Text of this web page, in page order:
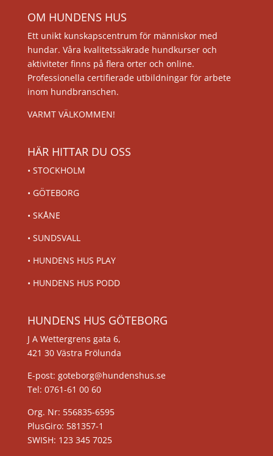
OM HUNDENS HUS
Ett unikt kunskapscentrum för människor med
hundar. Våra kvalitetssäkrade hundkurser och
aktiviteter finns på flera orter och online.
Professionella certifierade utbildningar för arbete
inom hundbranschen.
VARMT VÄLKOMMEN!
HÄR HITTAR DU OSS
• STOCKHOLM
• GÖTEBORG
• SKÅNE
• SUNDSVALL
• HUNDENS HUS PLAY
• HUNDENS HUS PODD
HUNDENS HUS GÖTEBORG
J A Wettergrens gata 6,
421 30 Västra Frölunda
E-post: goteborg@hundenshus.se
Tel: 0761-61 00 60
Org. Nr: 556835-6595
PlusGiro: 581357-1
SWISH: 123 345 7025